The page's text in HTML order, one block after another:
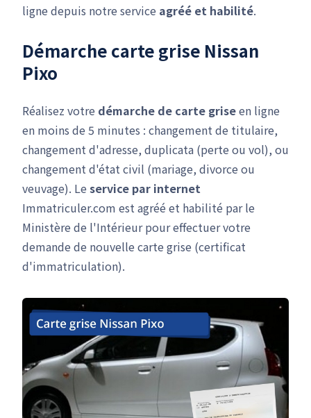
ligne depuis notre service agréé et habilité.
Démarche carte grise Nissan
Pixo
Réalisez votre démarche de carte griseen ligne
en moins de 5 minutes : changement de titulaire,
changement d'adresse, duplicata (perte ou vol), ou
changement d'état civil (mariage, divorce ou
veuvage). Le service par internet
Immatriculer.com est agréé et habilité par le
Ministère de l'Intérieur pour effectuer votre
demande de nouvelle carte grise (certificat
d'immatriculation).